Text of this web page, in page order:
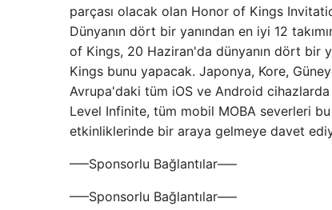
parçası olacak olan Honor of Kings
Dünyanın dört bir yanından en iyi 12
of Kings, 20 Haziran'da dünyanın dört bir
Kings bunu yapacak. Japonya, Kore,
Avrupa'daki tüm iOS ve Android cihazlarda
Level Infinite, tüm mobil MOBA severleri
etkinliklerinde bir araya gelmeye davet
—–Sponsorlu Bağlantılar—–
—–Sponsorlu Bağlantılar—–